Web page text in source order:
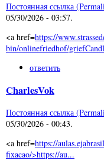
Постоянная ссылка
05/30/2026 - 03:57.
<a href=https://
bin/onlinefriedhof/
ответить
CharlesVok
Постоянная ссылка
05/30/2026 - 00:43.
<a href=https://
fixacao/>https://au...